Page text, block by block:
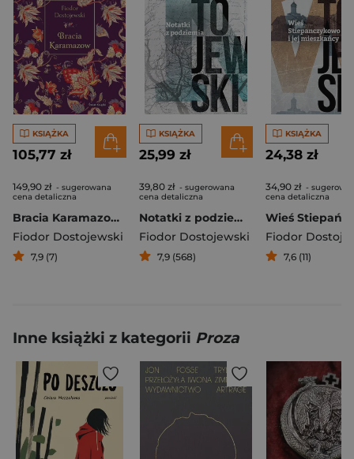
KSIĄŻKA
105,77 zł
149,90 zł - sugerowana
cena detaliczna
Bracia Karamazow. Edycja elegancka
Fiodor Dostojewski
7,9 (7)
KSIĄŻKA
25,99 zł
39,80 zł - sugerowana
cena detaliczna
Notatki z podziemia
Fiodor Dostojewski
7,9 (568)
KSIĄŻKA
24,38 zł
34,90 zł -
cena detaliczna
Fiodor
7,6 (11)
Inne książki z kategorii Proza